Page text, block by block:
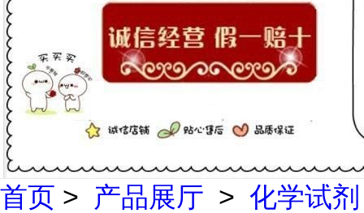
首页 > 产品展厅 > 化学试剂